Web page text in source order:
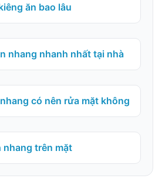
ăn bao lâu
nhang nhanh nhất tại nhà
có nên rửa mặt không
nhang trên mặt